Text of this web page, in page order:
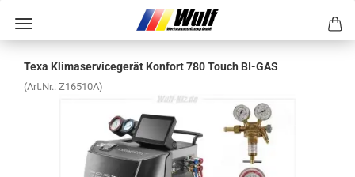
Texa Kli­ma­ser­vice­ge­rät Kon­fort 780 Touch BI-​GAS
(Art.Nr.: Z16510A)